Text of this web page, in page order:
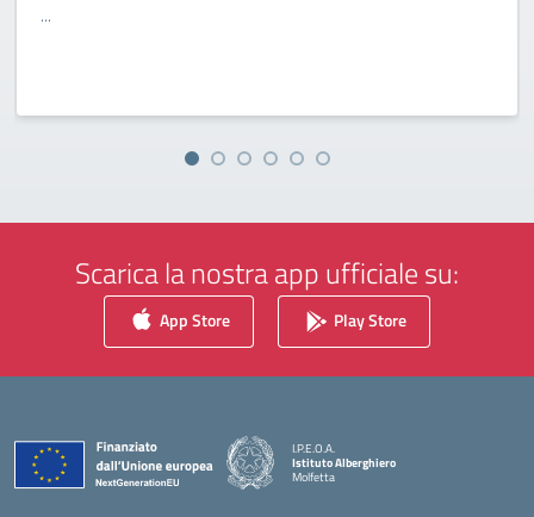
...
Scarica la nostra app ufficiale su:
App Store Play Store
I.P.E.O.A.
Istituto Alberghiero
Molfetta